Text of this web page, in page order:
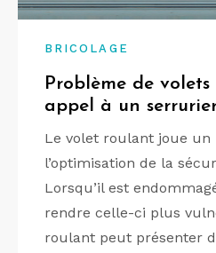
BRICOLAGE
Problème de
appel à un
Le volet roulant joue un
l’optimisation de la
Lorsqu’il est
rendre celle-ci plus
roulant peut présenter